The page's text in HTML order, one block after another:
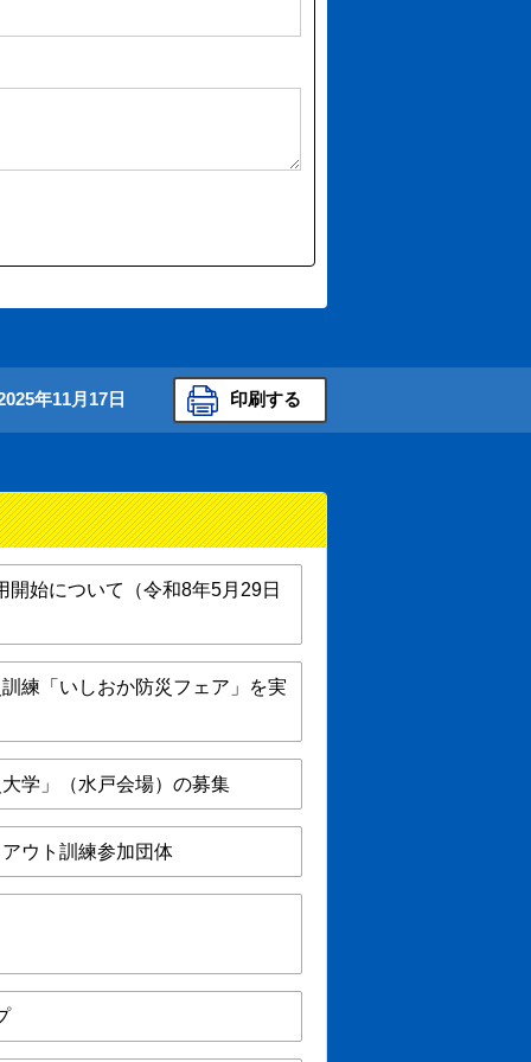
年11月17日 印刷する
開始について（令和8年5月29日
練「いしおか防災フェア」を実
学」（水戸会場）の募集
ウト訓練参加団体